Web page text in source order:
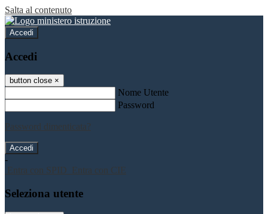
Salta al contenuto
Accedi
Accedi
button close ×
Nome Utente
Password
Password dimenticata?
-
Entra con SPID
Entra con CIE
Seleziona utente